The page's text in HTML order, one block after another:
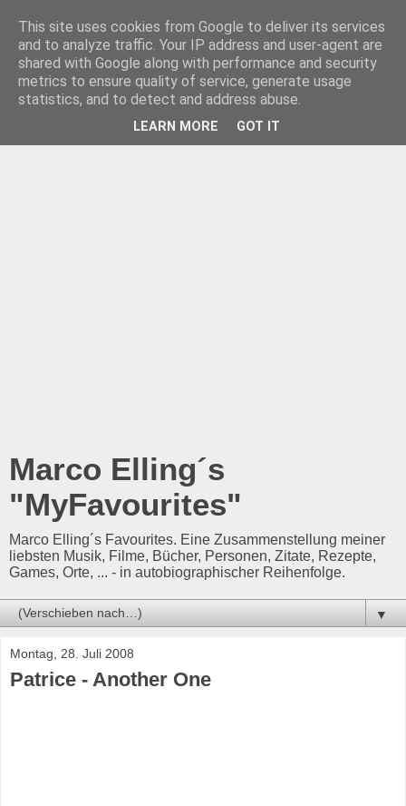
Marco Elling´s
"MyFavourites"
Marco Elling´s Favourites. Eine Zusammenstellung meiner
liebsten Musik, Filme, Bücher, Personen, Zitate, Rezepte,
Games, Orte, ... - in autobiographischer Reihenfolge.
▼
Montag, 28. Juli 2008
Patrice - Another One
This site uses cookies from Google to deliver its services
and to analyze traffic. Your IP address and user-agent are
shared with Google along with performance and security
metrics to ensure quality of service, generate usage
statistics, and to detect and address abuse.
LEARN MORE GOT IT